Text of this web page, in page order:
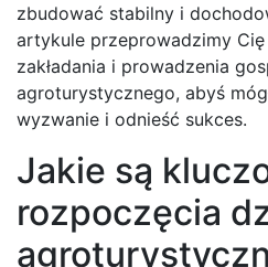
zbudować stabilny i
artykule przeprowadzimy
zakładania i prowadzenia
agroturystycznego, abyś
wyzwanie i odnieść sukces.
Jakie są
rozpoczęcia